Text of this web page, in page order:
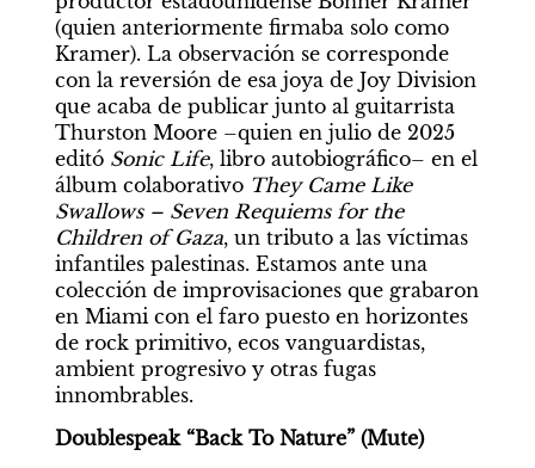
(quien anteriormente firmaba solo como
Kramer). La observación se corresponde
con la reversión de esa joya de Joy Division
que acaba de publicar junto al guitarrista
Thurston Moore –quien en julio de 2025
editó Sonic Life, libro autobiográfico– en el
álbum colaborativo They Came Like
Swallows – Seven Requiems for the
Children of Gaza, un tributo a las víctimas
infantiles palestinas. Estamos ante una
colección de improvisaciones que grabaron
en Miami con el faro puesto en horizontes
de rock primitivo, ecos vanguardistas,
ambient progresivo y otras fugas
innombrables.
Doublespeak “Back To Nature” (Mute)